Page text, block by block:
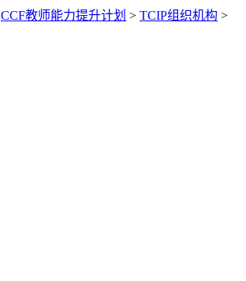
CCF教师能力提升计划 > TCIP组织机构 >